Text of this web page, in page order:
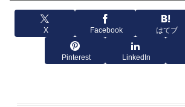
X Facebook はてブ
Pinterest LinkedIn